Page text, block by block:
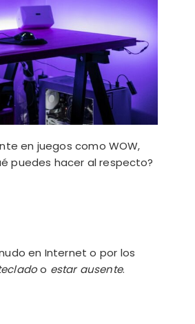
en juegos como WOW,
puedes hacer al respecto?
en Internet o por los
o estar ausente.